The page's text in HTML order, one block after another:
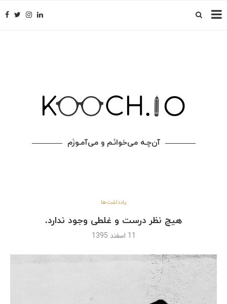
آن‌چـه می‌خوانَـم و می‌آمـوزَم
یادداشت‌ها
هیچ نظر درست و غلطی وجود ندارد.
11 اسفند 1395